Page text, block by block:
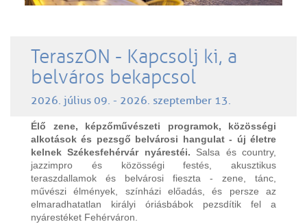
TeraszON - Kapcsolj ki, a
belváros bekapcsol
2026. július 09. - 2026. szeptember 13.
Élő zene, képzőművészeti programok, közösségi
alkotások és pezsgő belvárosi hangulat - új életre
kelnek Székesfehérvár nyárestéi.
Salsa és country,
jazzimpro és közösségi festés, akusztikus
teraszdallamok és belvárosi fieszta - zene, tánc,
művészi élmények, színházi előadás, és persze az
elmaradhatatlan királyi óriásbábok pezsdítik fel a
nyárestéket Fehérváron.